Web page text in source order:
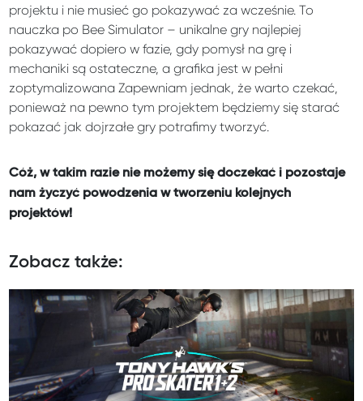
projektu i nie musieć go pokazywać za wcześnie. To
nauczka po Bee Simulator – unikalne gry najlepiej
pokazywać dopiero w fazie, gdy pomysł na grę i
mechaniki są ostateczne, a grafika jest w pełni
zoptymalizowana Zapewniam jednak, że warto czekać,
ponieważ na pewno tym projektem będziemy się starać
pokazać jak dojrzałe gry potrafimy tworzyć.
Cóż, w takim razie nie możemy się doczekać i pozostaje
nam życzyć powodzenia w tworzeniu kolejnych
projektów!
Zobacz także: